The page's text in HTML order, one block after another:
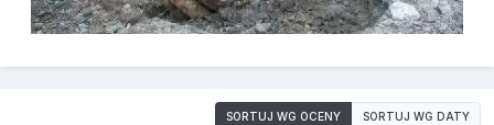
SORTUJ WG OCENY SORTUJ WG DATY